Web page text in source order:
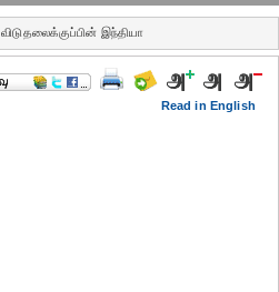
விடுதலைக்குப்பின் இந்தியா
Read in English